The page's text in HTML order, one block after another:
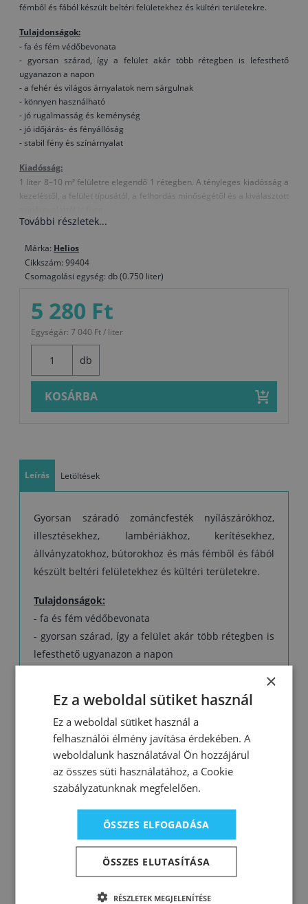
fémből és fából készült beltéri felületekhez és kültéri területekre.
Tulajdonságok:
- fa és fém védőbevonata
- gyorsan szárad, így a felület akár több rétegben is lefesthető
ugyanazon a napon
- a fehér és világos árnyalatok nem sárgulnak
- könnyen használható
- jó rugalmasság és keménység
- jó időjárás- és fényállóság
- stabil fény és színárnyalat
Kiadósság:
1 liter 8–10 m² felületre elegendő 1 rétegben. A tényleges kiadósság a
kezeléstől, a felület típusától, a felhordás minőségétől és a kiválasztott
akril kötőanyag, oldószer, festék
Hígítás:
Megjegyzések, különleges tulajdonságok:
- Rosszul szellőztetett helyiségekben erős szervesoldószer-szag alakul
- A bevonat felhordásakor ajánlatos az egyes rétegek között a felületet
szebb lesz a bevonat végső megjelenése.
- A zománc nagyon gyorsan szárad, ezért ecsettel nehezebb
felhordani. Ezért vízszintes felületek esetében azt javasoljuk, hogy
További részletek...
Márka: Helios
Cikkszám: 99404
Csomagolási egység: db (0.750 liter)
5 280 Ft
Egységár: 7 040 Ft / liter
db
KOSÁRBA
Leírás Letöltések
Gyorsan száradó zománcfesték nyílászárókhoz,
illesztésekhez, lambériákhoz, kerítésekhez,
állványzatokhoz, bútorokhoz és más fémből és fából
készült beltéri felületekhez és kültéri területekre.
Tulajdonságok:
- fa és fém védőbevonata
- gyorsan szárad, így a felület akár több rétegben is
lefesthető ugyanazon a napon
- jó rugalmasság és keménység
- jó időjárás- és fényállóság
- stabil fény és színárnyalat
Kiadósság:
1 liter 8–10 m² felületre elegendő 1 rétegben. A
tényleges kiadósság a kezeléstől, a felület típusától,
a felhordás minőségétől és a kiválasztott
színárnyalattól is függ.
Összetétel:
akril kötőanyag, oldószer, festék
×
Ez a weboldal sütiket használ
Ez a weboldal sütiket használ a
felhasználói élmény javítása érdekében. A
weboldalunk használatával Ön hozzájárul
az összes süti használatához, a Cookie
szabályzatunknak megfelelően.
ÖSSZES ELFOGADÁSA
ÖSSZES ELUTASÍTÁSA
RÉSZLETEK MEGJELENÍTÉSE